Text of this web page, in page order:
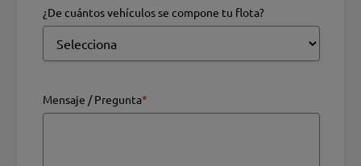
¿De cuántos vehículos se compone tu flota?
Mensaje / Pregunta*